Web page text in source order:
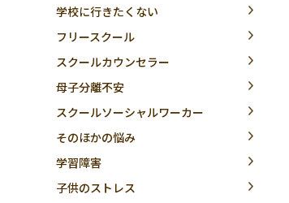
学校に行きたくない
フリースクール
スクールカウンセラー
母子分離不安
スクールソーシャルワーカー
そのほかの悩み
学習障害
子供のストレス